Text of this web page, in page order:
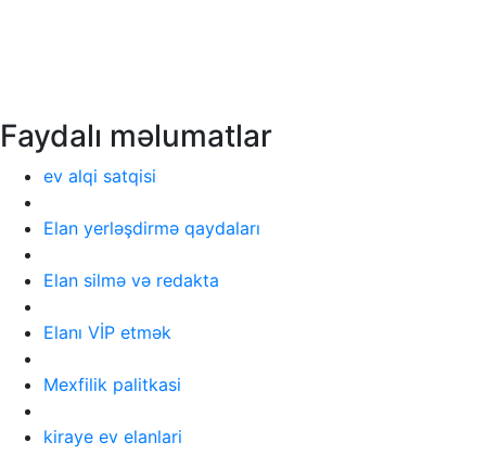
Faydalı məlumatlar
ev alqi satqisi
Elan yerləşdirmə qaydaları
Elan silmə və redakta
Elanı VİP etmək
Mexfilik palitkasi
kiraye ev elanlari